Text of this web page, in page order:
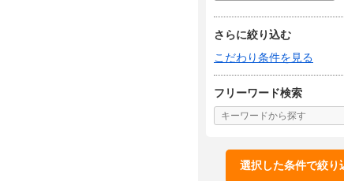
さらに絞り込む
こだわり条件を見る
フリーワード検索
選択した条件で絞り